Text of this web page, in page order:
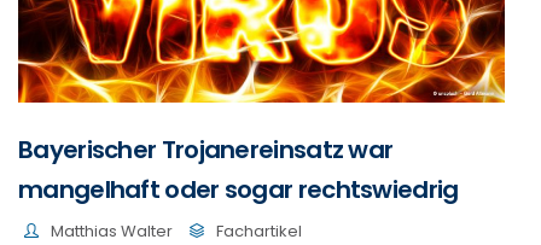
Bayerischer Trojanereinsatz war
mangelhaft oder sogar rechtswiedrig
Matthias Walter Fachartikel